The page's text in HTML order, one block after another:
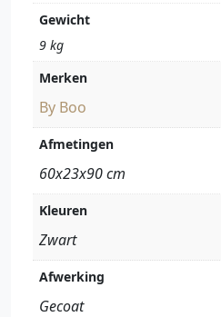
Gewicht
9 kg
Merken
By Boo
Afmetingen
60x23x90 cm
Kleuren
Zwart
Afwerking
Gecoat